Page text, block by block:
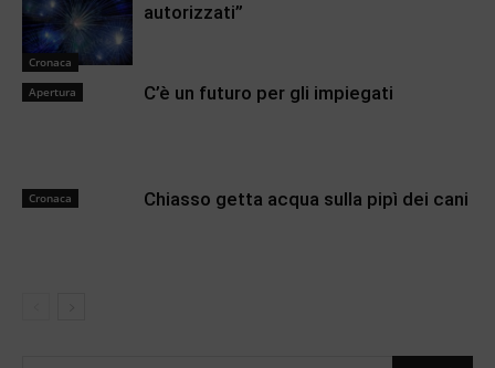
Cronaca
autorizzati”
Apertura C’è un futuro per gli impiegati
Cronaca Chiasso getta acqua sulla pipì dei cani